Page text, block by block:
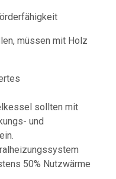
müssen mit Holz
sollten mit
und
50% Nutzwärme